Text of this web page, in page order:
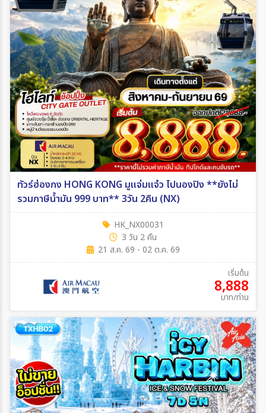
ทัวร์ฮ่องกง HONG KONG มูแจ่มแจ๋ว ไปนองปิง **ยังไม่
รวมภาษีน้ำมัน 999 บาท** 3วัน 2คืน (NX)
HK_NX00031
3 วัน 2 คืน
21 ส.ค. 69 - 02 ต.ค. 69
เริ่มต้น
8,888
บาท/ท่าน